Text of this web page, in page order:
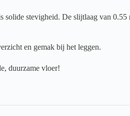
stevigheid. De slijtlaag van 0.55
en gemak bij het leggen.
duurzame vloer!